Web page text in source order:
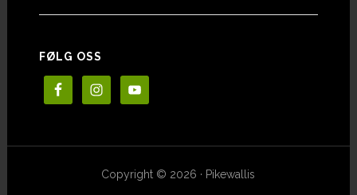
FØLG OSS
Copyright © 2026 · Pikewallis